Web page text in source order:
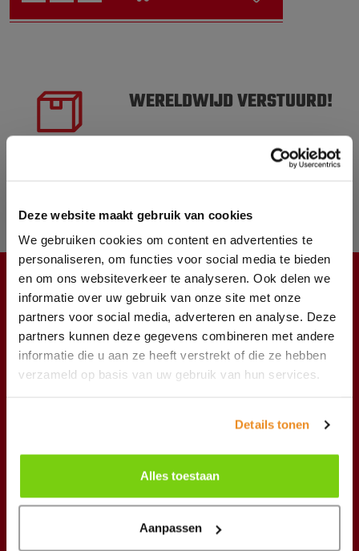
Deze website maakt gebruik van cookies
We gebruiken cookies om content en advertenties te
personaliseren, om functies voor social media te bieden
en om ons websiteverkeer te analyseren. Ook delen we
informatie over uw gebruik van onze site met onze
partners voor social media, adverteren en analyse. Deze
partners kunnen deze gegevens combineren met andere
informatie die u aan ze heeft verstrekt of die ze hebben
verzameld op basis van uw gebruik van hun services.
Details tonen
Alles toestaan
Aanpassen
WERELDWIJD VERSTUURD!
VOOR 17.00 UUR BESTELD
VANDAAG VERSTUURD
PRODUCTEN OP VOORRAAD
KLANTENSERVICE
Producten
Verzendkosten
CONTACT